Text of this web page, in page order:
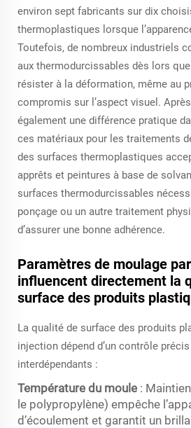
environ sept fabricants sur dix
thermoplastiques lorsque
Toutefois, de nombreux industriels
aux thermodurcissables dès lors
résister à la déformation, même au
compromis sur l’aspect visuel.
également une différence pratique
ces matériaux pour les traitements
des surfaces thermoplastiques
apprêts et peintures à base de
surfaces thermodurcissables
ponçage ou un autre traitement
d’assurer une bonne adhérence.
Paramètres de moulage
influencent directement la
surface des produits
La qualité de surface des produits
injection dépend d’un contrôle
interdépendants :
Température du moule :
le polypropylène) empêche
d’écoulement et garantit un